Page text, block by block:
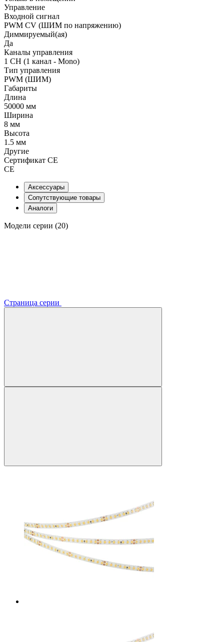
Управление
Входной сигнал
PWM СV (ШИМ по напряжению)
Диммируемый(ая)
Да
Каналы управления
1 CH (1 канал - Mono)
Тип управления
PWM (ШИМ)
Габариты
Длина
50000 мм
Ширина
8 мм
Высота
1.5 мм
Другие
Сертификат CE
CE
Аксессуары
Сопутствующие товары
Аналоги
Модели серии (20)
Страница серии